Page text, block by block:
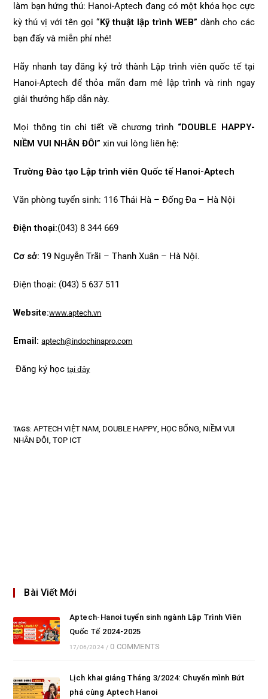
làm bạn hứng thú: Hanoi-Aptech đang có một khóa học cực
kỳ thú vị với tên gọi “Kỹ thuật lập trình WEB” dành cho các
bạn đấy và miễn phí nhé!
Hãy nhanh tay đăng ký trở thành Lập trình viên quốc tế tại
Hanoi-Aptech để thỏa mãn đam mê lập trình và rinh ngay
giải thưởng hấp dẫn này.
Mọi thông tin chi tiết về chương trình “DOUBLE HAPPY-
NIỀM VUI NHÂN ĐÔI”xin vui lòng liên hệ:
Trường Đào tạo Lập trình viên Quốc tế Hanoi-Aptech
Văn phòng tuyển sinh: 116 Thái Hà – Đống Đa – Hà Nội
Điện thoại:(043) 8 344 669
Cơ sở: 19 Nguyễn Trãi – Thanh Xuân – Hà Nội.
Điện thoại: (043) 5 637 511
Website:www.aptech.vn
Email:aptech@indochinapro.com
Đăng ký họctại đây
TAGS:APTECH VIỆT NAM, DOUBLE HAPPY, HỌC BỔNG, NIỀM VUI
NHÂN ĐÔI, TOP ICT
Bài Viết Mới
Aptech-Hanoi tuyển sinh ngành Lập Trình Viên
Quốc Tế 2024-2025
17/06/2024 / 0 COMMENTS
Lịch khai giảng Tháng 3/2024: Chuyển mình Bứt
phá cùng Aptech Hanoi